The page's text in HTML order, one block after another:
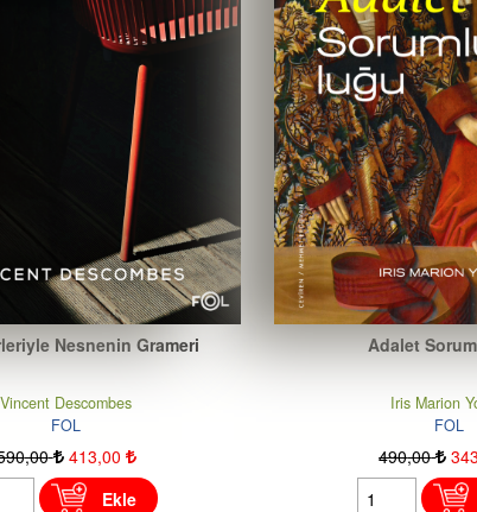
Nesnenin Grameri
Vincent Descombes
FOL
,00 413,00
Ekle
Adalet
Iris Marion
FOL
490,00 343